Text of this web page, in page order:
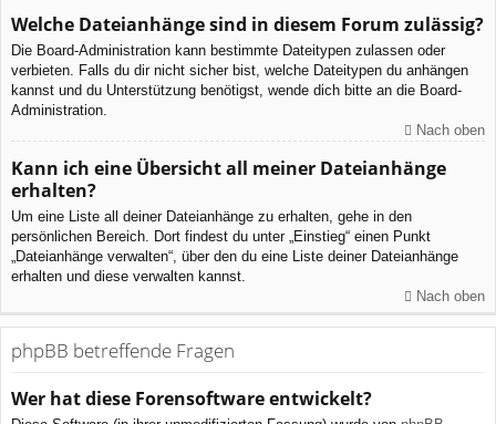
Welche Dateianhänge sind in diesem Forum zulässig?
Die Board-Administration kann bestimmte Dateitypen zulassen oder
verbieten. Falls du dir nicht sicher bist, welche Dateitypen du anhängen
kannst und du Unterstützung benötigst, wende dich bitte an die Board-
Administration.
Nach oben
Kann ich eine Übersicht all meiner Dateianhänge
erhalten?
Um eine Liste all deiner Dateianhänge zu erhalten, gehe in den
persönlichen Bereich. Dort findest du unter „Einstieg“ einen Punkt
„Dateianhänge verwalten“, über den du eine Liste deiner Dateianhänge
erhalten und diese verwalten kannst.
Nach oben
phpBB betreffende Fragen
Wer hat diese Forensoftware entwickelt?